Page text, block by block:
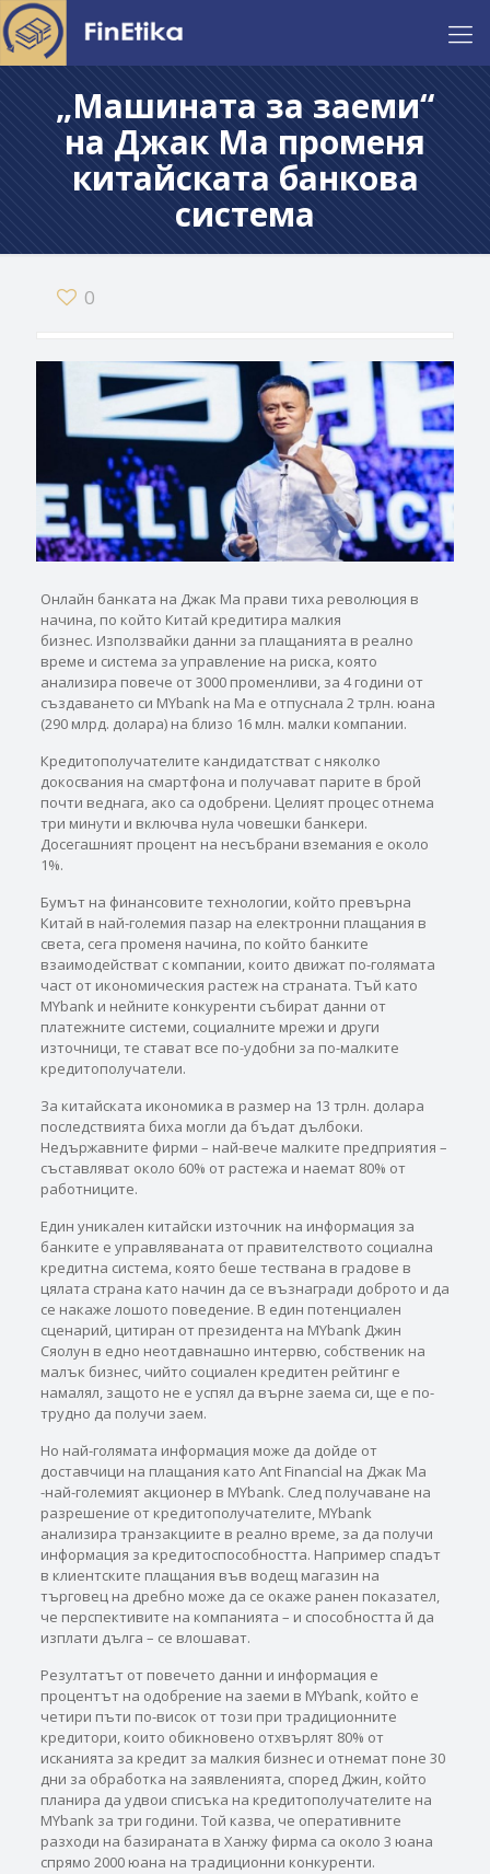
„Машината за заеми“
на Джак Ма променя
китайската банкова
система
0
Онлайн банката на Джак Ма прави тиха революция в
начина, по който Китай кредитира малкия
бизнес. Използвайки данни за плащанията в реално
време и система за управление на риска, която
анализира повече от 3000 променливи, за 4 години от
създаването си MYbank на Ma е отпуснала 2 трлн. юана
(290 млрд. долара) на близо 16 млн. малки компании.
Кредитополучателите кандидатстват с няколко
докосвания на смартфона и получават парите в брой
почти веднага, ако са одобрени. Целият процес отнема
три минути и включва нула човешки банкери.
Досегашният процент на несъбрани вземания е около
1%.
Бумът на финансовите технологии, който превърна
Китай в най-големия пазар на електронни плащания в
света, сега променя начина, по който банките
взаимодействат с компании, които движат по-голямата
част от икономическия растеж на страната. Тъй като
MYbank и нейните конкуренти събират данни от
платежните системи, социалните мрежи и други
източници, те стават все по-удобни за по-малките
кредитополучатели.
За китайската икономика в размер на 13 трлн. долара
последствията биха могли да бъдат дълбоки.
Недържавните фирми – най-вече малките предприятия –
съставляват около 60% от растежа и наемат 80% от
работниците.
Един уникален китайски източник на информация за
банките е управляваната от правителството социална
кредитна система, която беше тествана в градове в
цялата страна като начин да се възнагради доброто и да
се накаже лошото поведение. В един потенциален
сценарий, цитиран от президента на MYbank Джин
Сяолун в едно неотдавнашно интервю, собственик на
малък бизнес, чийто социален кредитен рейтинг е
намалял, защото не е успял да върне заема си, ще е по-
трудно да получи заем.
Но най-голямата информация може да дойде от
доставчици на плащания като Ant Financial на Джак Ма
-най-големият акционер в MYbank. След получаване на
разрешение от кредитополучателите, MYbank
анализира транзакциите в реално време, за да получи
информация за кредитоспособността. Например спадът
в клиентските плащания във водещ магазин на
търговец на дребно може да се окаже ранен показател,
че перспективите на компанията – и способността й да
изплати дълга – се влошават.
Резултатът от повечето данни и информация е
процентът на одобрение на заеми в MYbank, който е
четири пъти по-висок от този при традиционните
кредитори, които обикновено отхвърлят 80% от
исканията за кредит за малкия бизнес и отнемат поне 30
дни за обработка на заявленията, според Джин, който
планира да удвои списъка на кредитополучателите на
MYbank за три години. Той казва, че оперативните
разходи на базираната в Ханжу фирма са около 3 юана
спрямо 2000 юана на традиционни конкуренти.